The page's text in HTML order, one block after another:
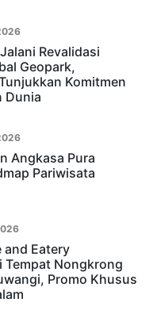
Revalidasi
Geopark,
Komitmen
Dunia
Angkasa Pura
Pariwisata
and Eatery
Tempat Nongkrong
Promo Khusus